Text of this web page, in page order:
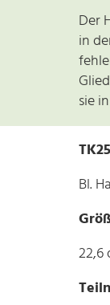
Der
in
sie
Bl.
22,6